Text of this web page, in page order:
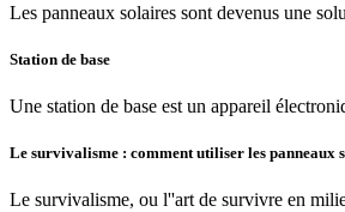
Les panneaux solaires sont devenus une
Station de base
Une station de base est un appareil
Le survivalisme : comment utiliser les panneaux
Le survivalisme, ou l''art de survivre en